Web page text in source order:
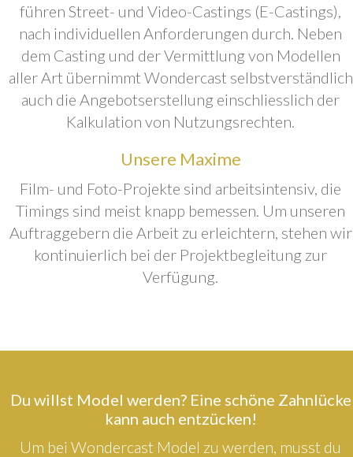
führen Street- und Video-Castings (E-Castings),
nach individuellen Anforderungen durch. Neben
dem Casting und der Vermittlung von Modellen
aller Art übernimmt Wondercast selbstverständlich
auch die Angebotserstellung einschliesslich der
Kalkulation von Nutzungsrechten.
Unsere Maxime
Film- und Foto-Projekte sind arbeitsintensiv, die
Timings sind meist knapp bemessen. Um unseren
Auftraggebern die Arbeit zu erleichtern, stehen wir
kontinuierlich bei der Projektbegleitung zur
Verfügung.
Du willst Model werden? Eine schöne Zahnlücke
kann auch entzücken!
Um bei Wondercast Model zu werden, musst du